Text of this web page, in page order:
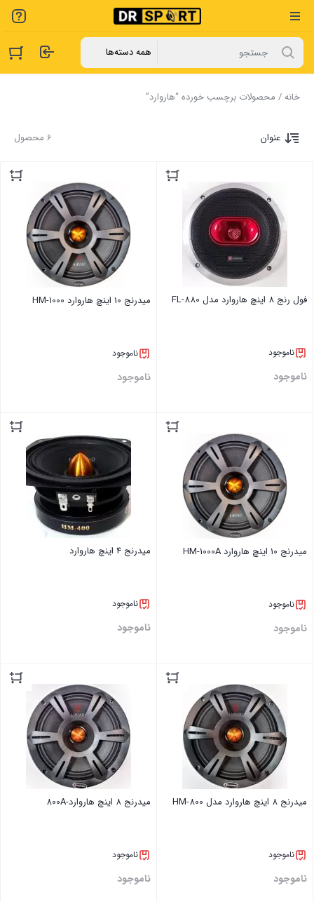
خانه/ محصولات برچسب خورده “هاروارد”
6 محصول عنوان
فول رنج 8 اینچ هاروارد مدل FL-880
ناموجود
ناموجود
میدرنج 10 اینچ هاروارد HM-1000
ناموجود
ناموجود
میدرنج 10 اینچ هاروارد HM-1000A
ناموجود
ناموجود
میدرنج 4 اینچ هاروارد
ناموجود
ناموجود
میدرنج 8 اینچ هاروارد مدل HM-800
ناموجود
ناموجود
میدرنج 8 اینچ هاروارد-800A
ناموجود
ناموجود